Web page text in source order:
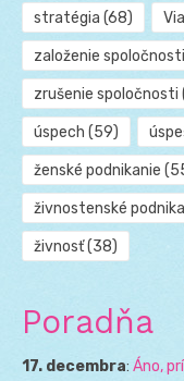
stratégia (68)
založenie spoločnosti
zrušenie spoločnosti
úspech (59)
ženské podnikanie
živnostenské
živnosť(38)
Poradňa
17. decembra: Áno,